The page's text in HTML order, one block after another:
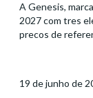
A Genesis,
2027 com tres
precos de
19 de junho de